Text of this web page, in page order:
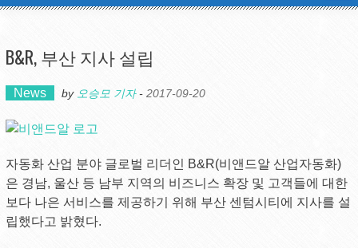
B&R, 부산 지사 설립
News by 오승모 기자- 2017-09-20
자동화 산업 분야 글로벌 리더인 B&R(비앤드알 산업자동화)
은 경남, 울산 등 남부 지역의 비즈니스 확장 및 고객들에 대한
보다 나은 서비스를 제공하기 위해 부산 센텀시티에 지사를 설
립했다고 밝혔다.